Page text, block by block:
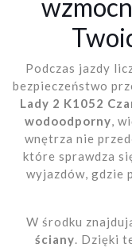
Podczas jazdy
bezpieczeństwo
Lady 2 K1052
wodoodporny,
wnętrza nie
które sprawdza
wyjazdów, gdzie
W środku
ściany. Dzięki